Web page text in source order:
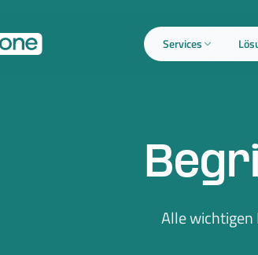
Services
Alle